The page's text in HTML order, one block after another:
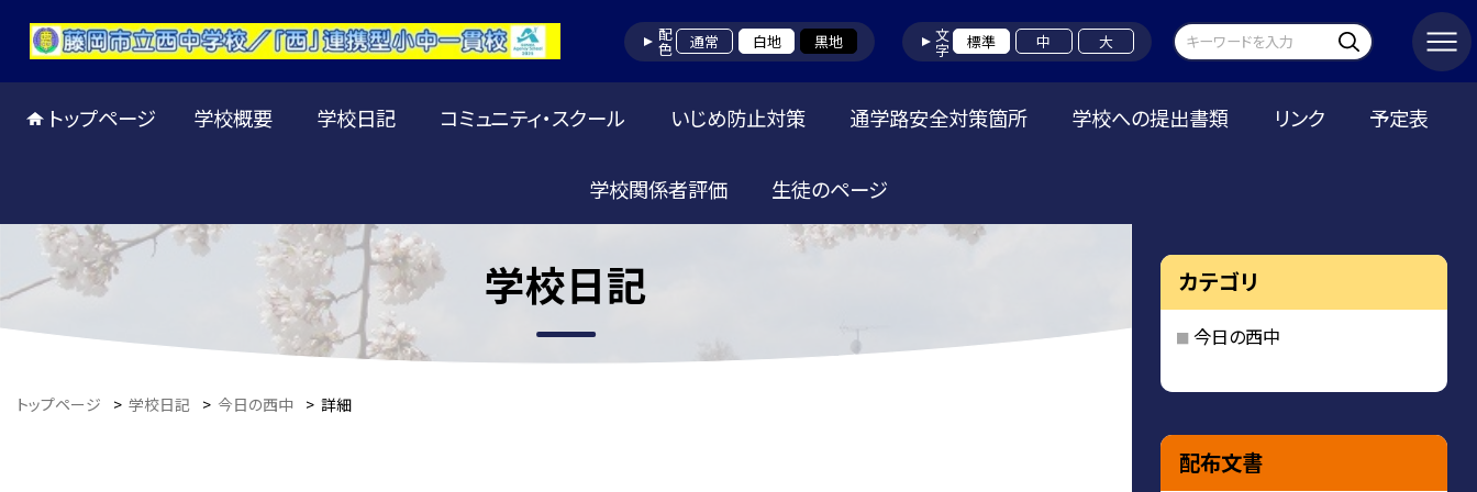
配色 通常 白地 黒地 文字 標準 中 大
トップページ 学校概要 学校日記 コミュニティ・スクール いじめ防止対策 通学路安全対策箇所 学校への提出書類 リンク 予定表
学校関係者評価 生徒のページ
学校日記
トップページ > 学校日記 > 今日の西中 > 詳細
カテゴリ
今日の西中
配布文書